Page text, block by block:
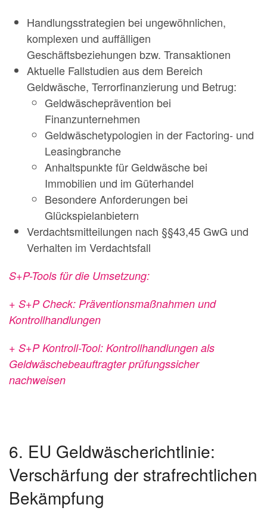
Handlungsstrategien bei ungewöhnlichen,
komplexen und auffälligen
Geschäftsbeziehungen bzw. Transaktionen
Aktuelle Fallstudien aus dem Bereich
Geldwäsche, Terrorfinanzierung und Betrug:
Geldwäscheprävention bei
Finanzunternehmen
Geldwäschetypologien in der Factoring- und
Leasingbranche
Anhaltspunkte für Geldwäsche bei
Immobilien und im Güterhandel
Besondere Anforderungen bei
Glückspielanbietern
Verdachtsmitteilungen nach §§43,45 GwG und
Verhalten im Verdachtsfall
S+P-Tools für die Umsetzung:
+ S+P Check: Präventionsmaßnahmen und
Kontrollhandlungen
+ S+P Kontroll-Tool: Kontrollhandlungen als
Geldwäschebeauftragter prüfungssicher
nachweisen
6. EU Geldwäscherichtlinie:
Verschärfung der strafrechtlichen
Bekämpfung